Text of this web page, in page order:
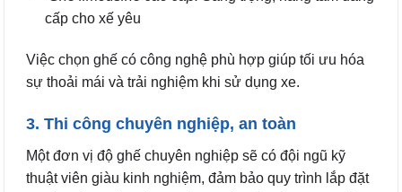
cấp cho xế yêu
Việc chọn ghế có công nghệ phù hợp giúp tối ưu hóa
sự thoải mái và trải nghiệm khi sử dụng xe.
3. Thi công chuyên nghiệp, an toàn
Một đơn vị độ ghế chuyên nghiệp sẽ có đội ngũ kỹ
thuật viên giàu kinh nghiệm, đảm bảo quy trình lắp đặt